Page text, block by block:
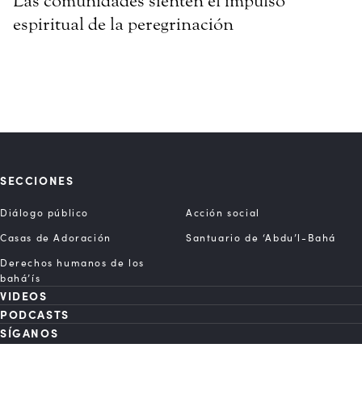
espiritual de la peregrinación
SECCIONES
Diálogo público
Acción social
Casas de Adoración
Santuario de ‘Abdu’l-Bahá
Derechos humanos de los
bahá’ís
VIDEOS
PODCASTS
SÍGANOS